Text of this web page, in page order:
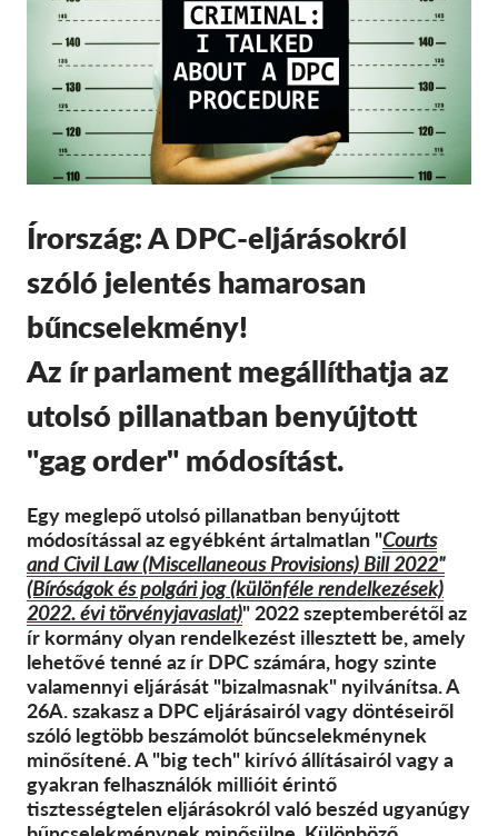
Rólunk
Csapat
Éves Jelentések
Munkalehetőségek
SecureDrop
Média
GDPRhub
Írország: A DPC-eljárásokról
szóló jelentés hamarosan
bűncselekmény!
Az ír parlament megállíthatja az
utolsó pillanatban benyújtott
"gag order" módosítást.
Egy meglepő utolsó pillanatban benyújtott
módosítással az egyébként ártalmatlan "Courts
and Civil Law (Miscellaneous Provisions) Bill 2022"
(Bíróságok és polgári jog (különféle rendelkezések)
2022. évi törvényjavaslat)" 2022 szeptemberétől az
ír kormány olyan rendelkezést illesztett be, amely
lehetővé tenné az ír DPC számára, hogy szinte
valamennyi eljárását "bizalmasnak" nyilvánítsa. A
26A. szakasz a DPC eljárásairól vagy döntéseiről
szóló legtöbb beszámolót bűncselekménynek
minősítené. A "big tech" kirívó állításairól vagy a
gyakran felhasználók millióit érintő
tisztességtelen eljárásokról való beszéd ugyanúgy